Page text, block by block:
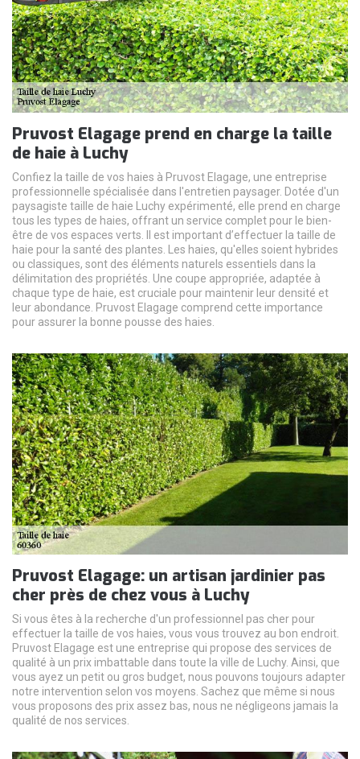
Pruvost Elagage prend en charge la taille
de haie à Luchy
Confiez la taille de vos haies à Pruvost Elagage, une entreprise
professionnelle spécialisée dans l'entretien paysager. Dotée d'un
paysagiste taille de haie Luchy expérimenté, elle prend en charge
tous les types de haies, offrant un service complet pour le bien-
être de vos espaces verts. Il est important d’effectuer la taille de
haie pour la santé des plantes. Les haies, qu'elles soient hybrides
ou classiques, sont des éléments naturels essentiels dans la
délimitation des propriétés. Une coupe appropriée, adaptée à
chaque type de haie, est cruciale pour maintenir leur densité et
leur abondance. Pruvost Elagage comprend cette importance
pour assurer la bonne pousse des haies.
Pruvost Elagage: un artisan jardinier pas
cher près de chez vous à Luchy
Si vous êtes à la recherche d'un professionnel pas cher pour
effectuer la taille de vos haies, vous vous trouvez au bon endroit.
Pruvost Elagage est une entreprise qui propose des services de
qualité à un prix imbattable dans toute la ville de Luchy. Ainsi, que
vous ayez un petit ou gros budget, nous pouvons toujours adapter
notre intervention selon vos moyens. Sachez que même si nous
vous proposons des prix assez bas, nous ne négligeons jamais la
qualité de nos services.